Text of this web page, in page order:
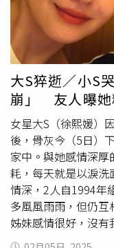
大S猝逝／小S
崩」 友人曝她
女星大S（徐熙媛）
後，骨灰今（5日）
家中。與她感情深
耗，每天就是以淚
情深，2人自1994年
多風風雨雨，但仍
姊妹感情很好，沒有
愛的人就是大S，「